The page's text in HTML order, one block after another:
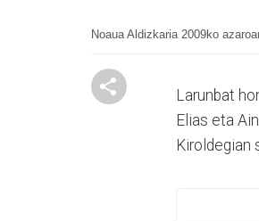
Noaua Aldizkaria 2009ko
Larunbat
Elias eta
Kiroldegian